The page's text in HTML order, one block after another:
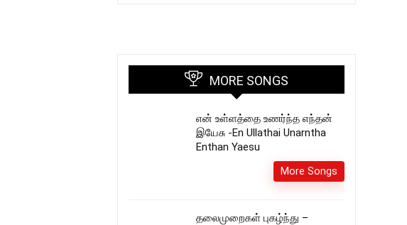
MORE SONGS
என் உள்ளத்தை உணர்ந்த எந்தன்
இயேசு -En Ullathai Unarntha
Enthan Yaesu
More Songs
தலைமுறைகள் புகழ்ந்து –